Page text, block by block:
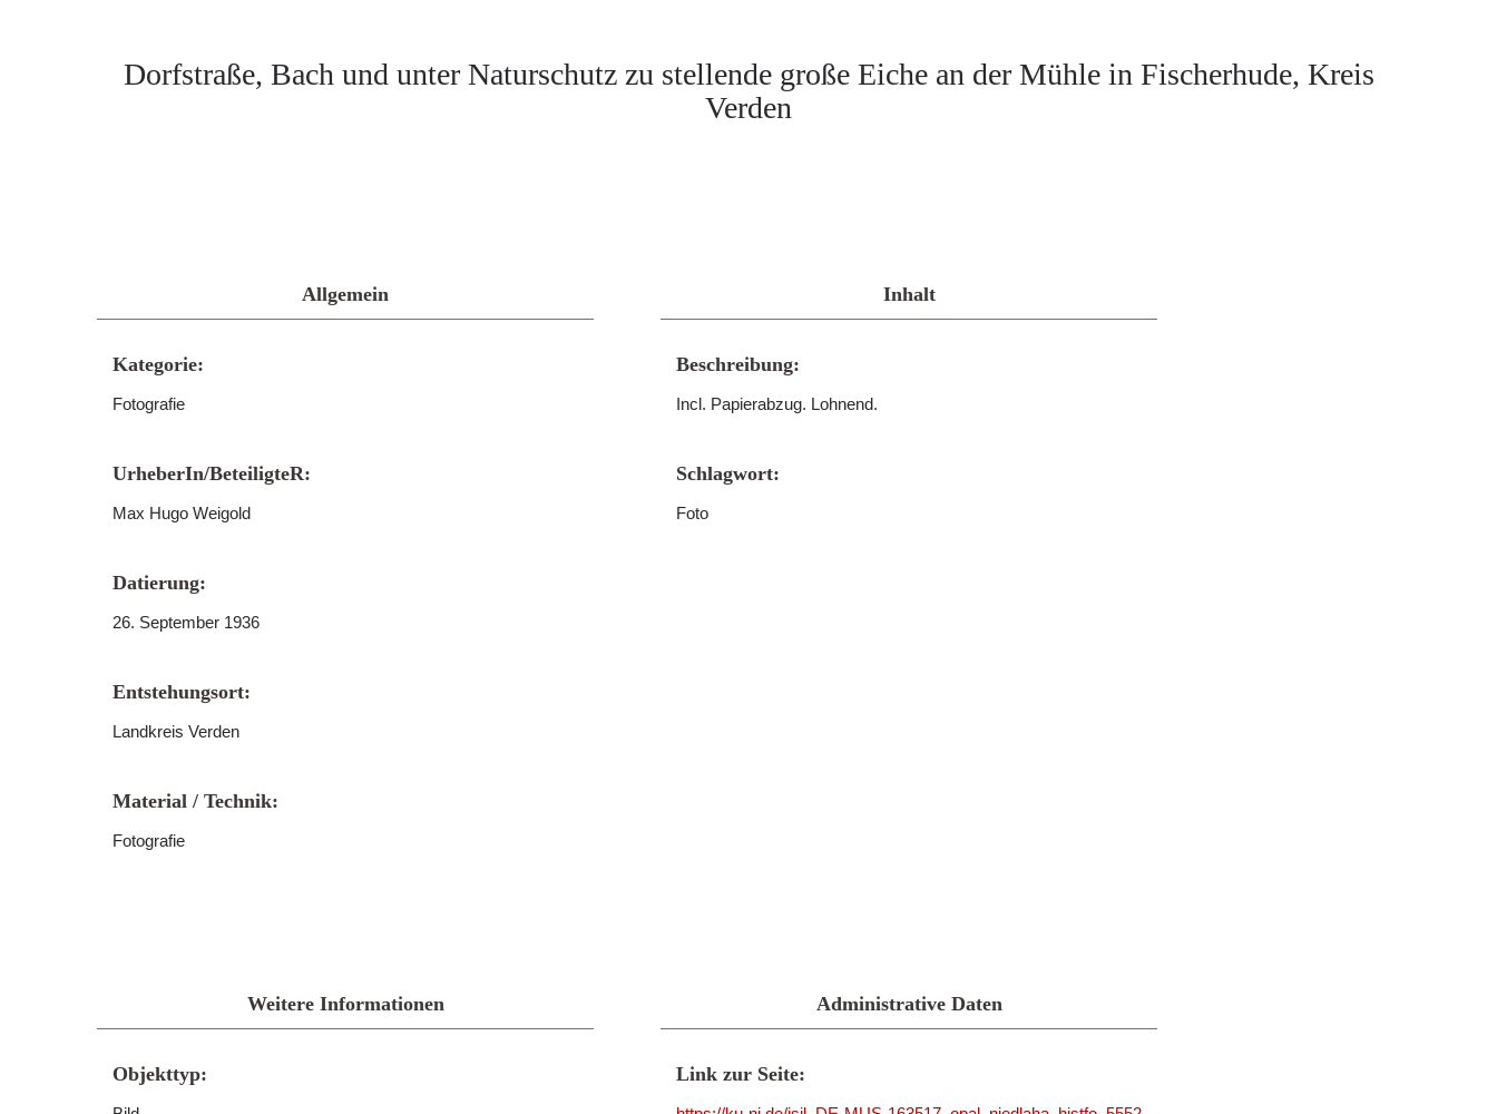
Dorfstraße, Bach und unter Naturschutz zu stellende große Eiche an der Mühle in Fischerhude, Kreis
Verden
Allgemein
Kategorie:
Fotografie
UrheberIn/BeteiligteR:
Max Hugo Weigold
Datierung:
26. September 1936
Entstehungsort:
Landkreis Verden
Material / Technik:
Fotografie
Inhalt
Beschreibung:
Incl. Papierabzug. Lohnend.
Schlagwort:
Foto
Weitere Informationen
Objekttyp:
Administrative Daten
Link zur Seite: